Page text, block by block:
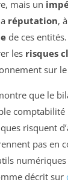
mais un
réputation,
de ces
les risques
sur
que le
comptabilité
risquent
pas en
décrit sur